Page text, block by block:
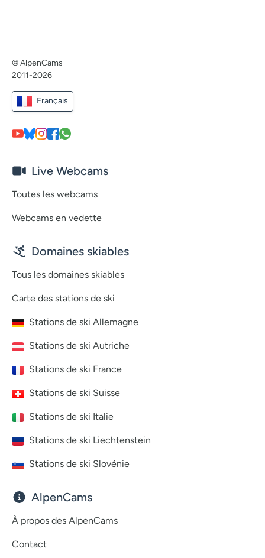
© AlpenCams
2011-2026
Français
Live Webcams
Toutes les webcams
Webcams en vedette
Domaines skiables
Tous les domaines skiables
Carte des stations de ski
Stations de ski Allemagne
Stations de ski Autriche
Stations de ski France
Stations de ski Suisse
Stations de ski Italie
Stations de ski Liechtenstein
Stations de ski Slovénie
AlpenCams
À propos des AlpenCams
Contact